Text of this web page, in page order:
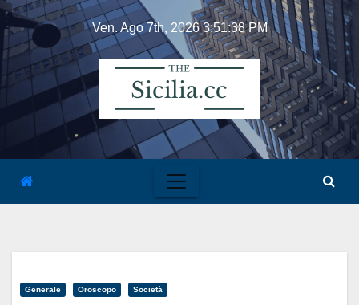
Skip
content
Ven. Ago 7th, 20263:51:38 PM
Generale Oroscopo Società